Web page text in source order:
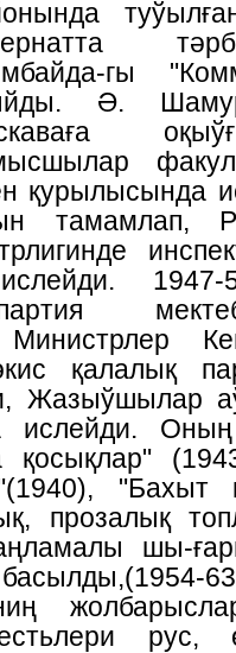
гы
Ә.
қурылысында
тамамлап,
Министрлер
қалалық
Жазыўшылар
ислейди.
қосықлар"
"Бахыт
прозалық
шы-
рус,